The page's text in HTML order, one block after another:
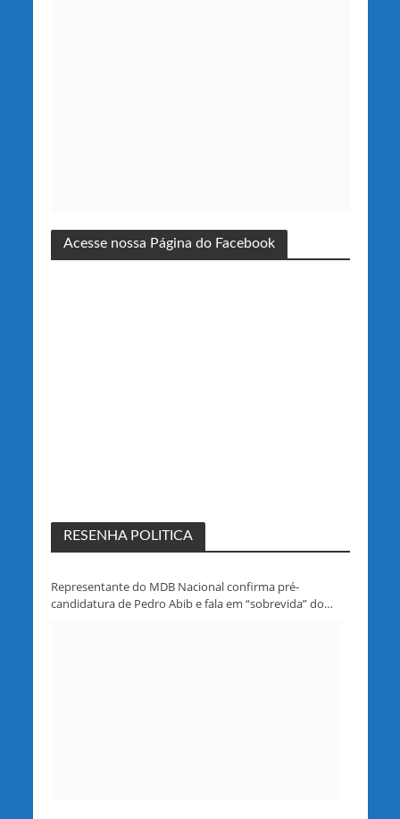
Acesse nossa Página do Facebook
RESENHA POLITICA
Representante do MDB Nacional confirma pré-
candidatura de Pedro Abib e fala em “sobrevida” do